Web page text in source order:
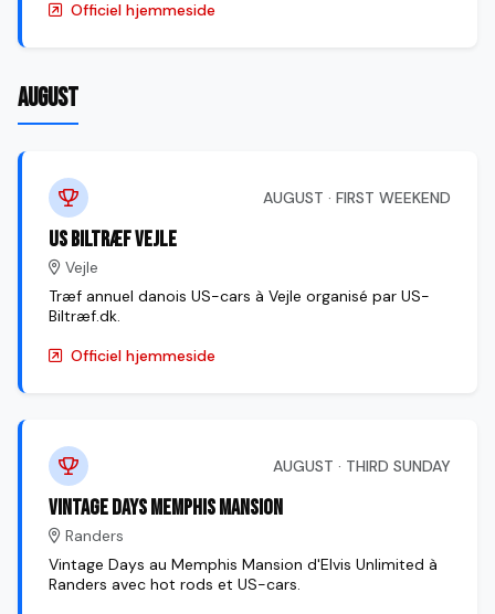
Officiel hjemmeside
AUGUST
AUGUST · FIRST WEEKEND
US Biltræf Vejle
Vejle
Træf annuel danois US-cars à Vejle organisé par US-
Biltræf.dk.
Officiel hjemmeside
AUGUST · THIRD SUNDAY
Vintage Days Memphis Mansion
Randers
Vintage Days au Memphis Mansion d'Elvis Unlimited à
Randers avec hot rods et US-cars.